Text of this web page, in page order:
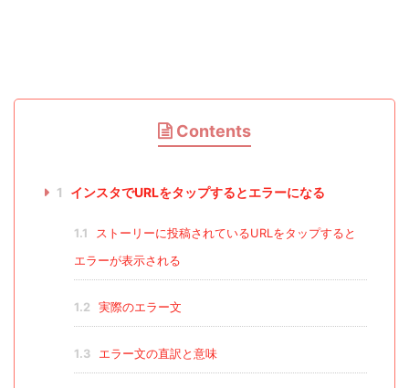
Contents
1 インスタでURLをタップするとエラーになる
1.1
ストーリーに投稿されているURLをタップすると
エラーが表示される
1.2 実際のエラー文
1.3 エラー文の直訳と意味